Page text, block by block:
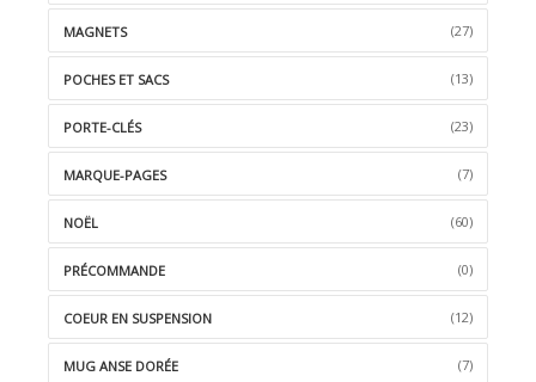
MAGNETS (27)
POCHES ET SACS (13)
PORTE-CLÉS (23)
MARQUE-PAGES (7)
NOËL (60)
PRÉCOMMANDE (0)
COEUR EN SUSPENSION (12)
MUG ANSE DORÉE (7)